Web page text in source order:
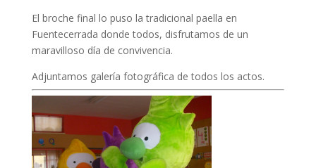
El broche final lo puso la tradicional paella en
Fuentecerrada donde todos, disfrutamos de un
maravilloso día de convivencia.
Adjuntamos galería fotográfica de todos los actos.